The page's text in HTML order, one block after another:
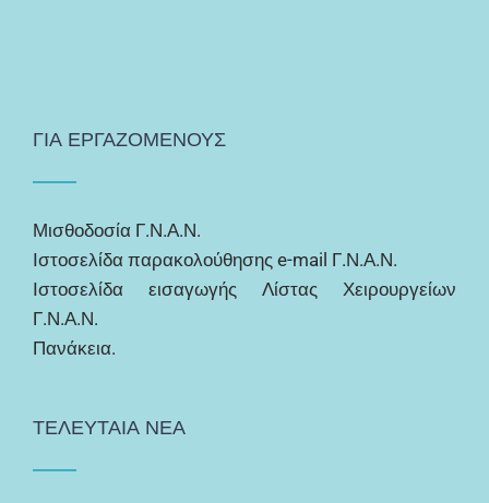
ΓΙΑ ΕΡΓΑΖΟΜΕΝΟΥΣ
Μισθοδοσία Γ.Ν.Α.Ν.
Ιστοσελίδα παρακολούθησης e-mail Γ.Ν.Α.Ν.
Ιστοσελίδα εισαγωγής Λίστας Χειρουργείων
Γ.Ν.Α.Ν.
Πανάκεια.
ΤΕΛΕΥΤΑΙΑ ΝΕΑ